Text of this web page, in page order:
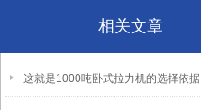
相关文章
这就是1000吨卧式拉力机的选择依据